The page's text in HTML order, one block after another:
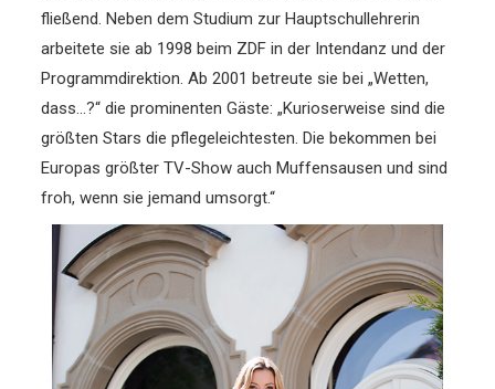
fließend. Neben dem Studium zur Hauptschullehrerin
arbeitete sie ab 1998 beim ZDF in der Intendanz und der
Programmdirektion. Ab 2001 ­betreute sie bei „Wetten,
dass…?“ die prominenten Gäste: „Kurioserweise sind die
größten Stars die pflegeleichtesten. Die bekommen bei
Europas größter TV-Show auch Muffensausen und sind
froh, wenn sie jemand umsorgt.“